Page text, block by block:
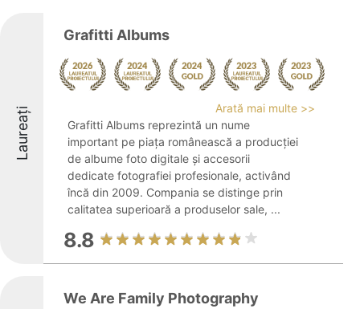
Laureați
Grafitti Albums
Arată mai multe >>
Grafitti Albums reprezintă un nume
important pe piața românească a producției
de albume foto digitale și accesorii
dedicate fotografiei profesionale, activând
încă din 2009. Compania se distinge prin
calitatea superioară a produselor sale, ...
8.8
We Are Family Photography